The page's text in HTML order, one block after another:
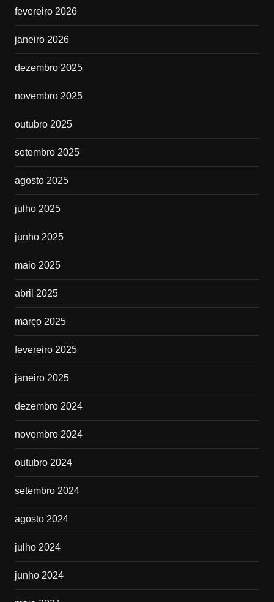
fevereiro 2026
janeiro 2026
dezembro 2025
novembro 2025
outubro 2025
setembro 2025
agosto 2025
julho 2025
junho 2025
maio 2025
abril 2025
março 2025
fevereiro 2025
janeiro 2025
dezembro 2024
novembro 2024
outubro 2024
setembro 2024
agosto 2024
julho 2024
junho 2024